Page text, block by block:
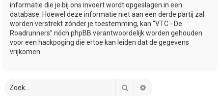
informatie die je bij ons invoert wordt opgeslagen in een
database. Hoewel deze informatie niet aan een derde partij zal
worden verstrekt zónder je toestemming, kan “VTC - De
Roadrunners” nóch phpBB verantwoordelijk worden gehouden
voor een hackpoging die ertoe kan leiden dat de gegevens
vrijkomen.
Zoek